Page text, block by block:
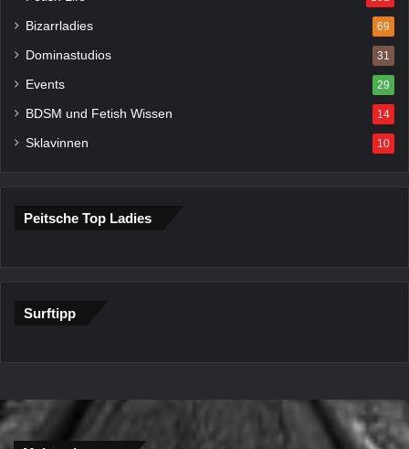
Bizarrladies 69
Dominastudios 31
Events 29
BDSM und Fetish Wissen 14
Sklavinnen 10
Peitsche Top Ladies
Surftipp